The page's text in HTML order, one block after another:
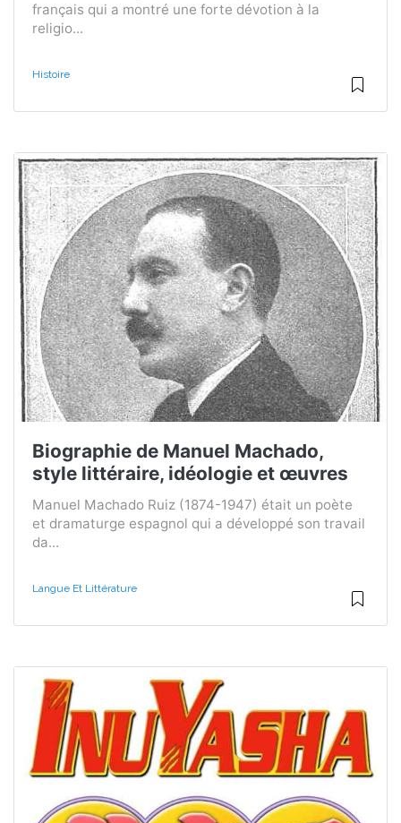
français qui a montré une forte dévotion à la
religio...
Histoire
Biographie de Manuel Machado,
style littéraire, idéologie et œuvres
Manuel Machado Ruiz (1874-1947) était un poète
et dramaturge espagnol qui a développé son travail
da...
Langue Et Littérature